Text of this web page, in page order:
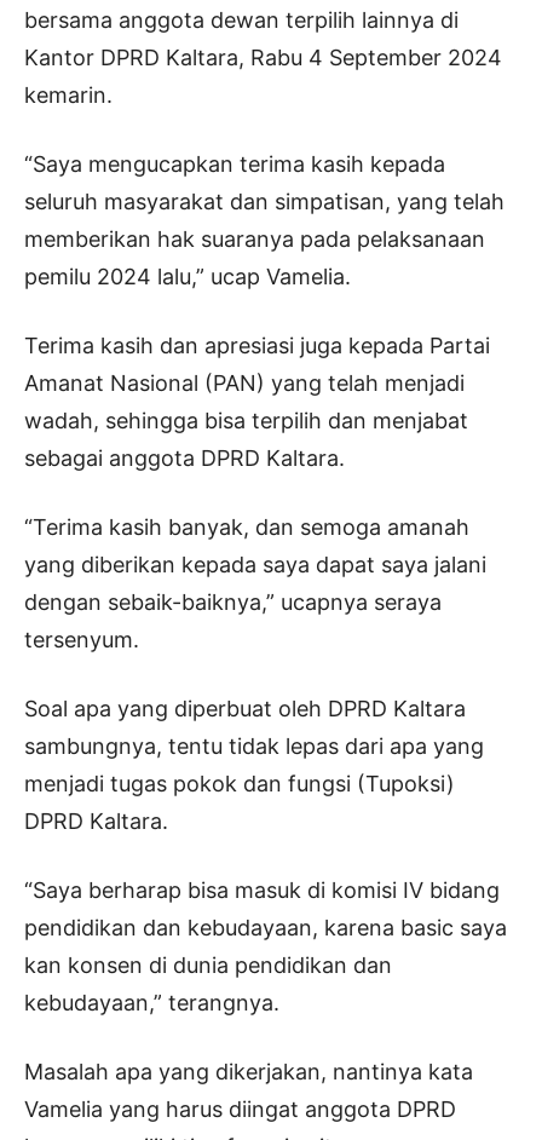
bersama anggota dewan terpilih lainnya di
Kantor DPRD Kaltara, Rabu 4 September 2024
kemarin.
“Saya mengucapkan terima kasih kepada
seluruh masyarakat dan simpatisan, yang telah
memberikan hak suaranya pada pelaksanaan
pemilu 2024 lalu,” ucap Vamelia.
Terima kasih dan apresiasi juga kepada Partai
Amanat Nasional (PAN) yang telah menjadi
wadah, sehingga bisa terpilih dan menjabat
sebagai anggota DPRD Kaltara.
“Terima kasih banyak, dan semoga amanah
yang diberikan kepada saya dapat saya jalani
dengan sebaik-baiknya,” ucapnya seraya
tersenyum.
Soal apa yang diperbuat oleh DPRD Kaltara
sambungnya, tentu tidak lepas dari apa yang
menjadi tugas pokok dan fungsi (Tupoksi)
DPRD Kaltara.
“Saya berharap bisa masuk di komisi IV bidang
pendidikan dan kebudayaan, karena basic saya
kan konsen di dunia pendidikan dan
kebudayaan,” terangnya.
Masalah apa yang dikerjakan, nantinya kata
Vamelia yang harus diingat anggota DPRD